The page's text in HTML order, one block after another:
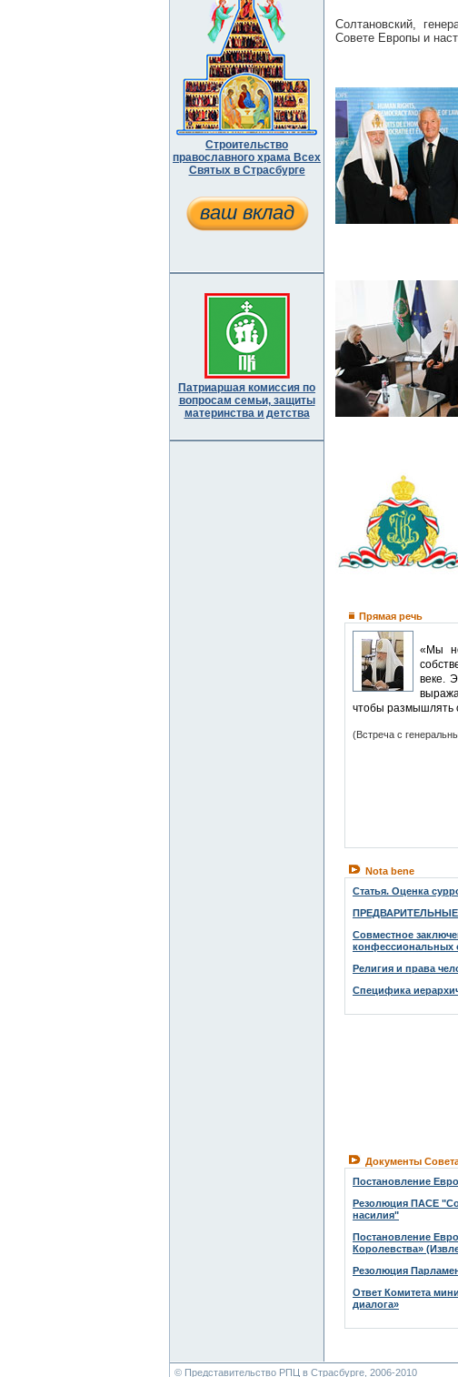
Строительство
православного храма Всех
Святых в Страсбурге
ваш вклад
Патриаршая комиссия по
вопросам семьи, защиты
материнства и детства
Солтановский,
Совете Европы и
Прямая речь
«Мы
веке.
чтобы
(Встреча с
Nota bene
Статья. Оценка
Совместное
конфессиональных
Религия и права
Специфика
Документы
Постановление
Резолюция ПАСЕ
насилия"
Постановление
Королевства»
Резолюция
Ответ Комитета
диалога»
© Представительство РПЦ в Страсбурге, 2006-2010